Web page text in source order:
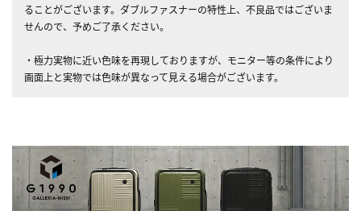
ることがございます。ダブルファスナーの特性上、不良品ではございま
せんので、予めご了承ください。
・極力実物に近い色味を再現しておりますが、モニター等の条件により
画面上と実物では色味が異なって見える場合がございます。